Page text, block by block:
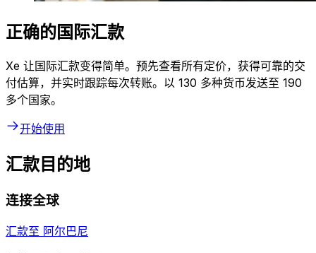
正确的国际汇款
Xe 让国际汇款变得简单。预先查看所有定价，获得可靠的交
付估算，并实时跟踪每次转账。以 130 多种货币发送至 190
多个国家。
开始使用
汇款目的地
连接全球
汇款至 阿尔巴尼